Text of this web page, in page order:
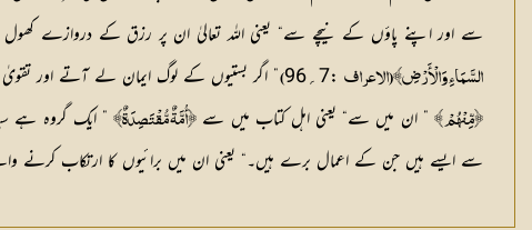
سے اور اپنے پاؤں کے نیچے سے“ یعنی اللہ تعالیٰ ان پر رزق کے دروازے کھول
السَّمَاءِ وَالْأَرْضِ﴾(الاعراف :7؍96 )” اگر بستیوں کے لوگ ایمان لے آتے اور
﴿مِّنْهُمْ ﴾ ” ان میں سے“ یعنی اہل کتاب میں سے ﴿أُمَّةٌ مُّقْتَصِدَةٌ﴾” ایک گروہ ہے
سے ایسے ہیں جن کے اعمال برے ہیں۔“ یعنی ان میں برائیوں کا ارتکاب کرنے